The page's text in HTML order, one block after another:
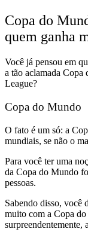
Copa do
quem ganha
Você já pensou em
a tão aclamada Copa
League?
Copa do Mundo
O fato é um só: a
mundiais, se não o
Para você ter uma
da Copa do Mundo
pessoas.
Sabendo disso, você
muito com a Copa